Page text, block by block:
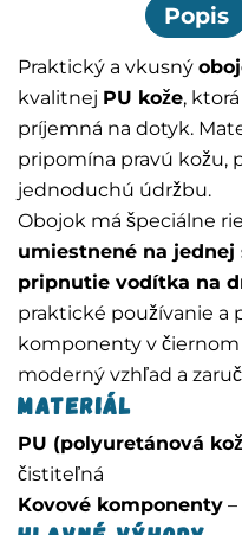
Popis
Praktický a vkusný
kvalitnej PU kože,
príjemná na dotyk.
pripomína pravú kožu,
jednoduchú údržbu.
Obojok má špeciálne
umiestnené na jednej
pripnutie vodítka na
praktické používanie a
komponenty v
moderný vzhľad a
Materiál
PU (polyuretánová
čistiteľná
Kovové komponenty